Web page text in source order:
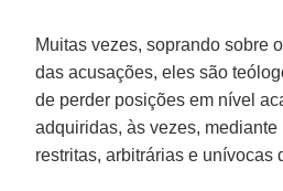
Muitas vezes, soprando sobre
das acusações, eles são
de perder posições em nível
adquiridas, às vezes, mediante
restritas, arbitrárias e unívocas